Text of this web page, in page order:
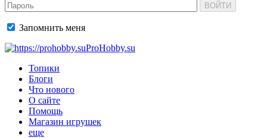
ВОЙТИ
Запомнить меня
ProHobby.su
Топики
Блоги
Что нового
О сайте
Помощь
Магазин игрушек
еще